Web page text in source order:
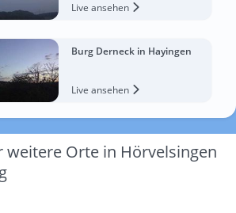
Live ansehen
Burg Derneck in Hayingen
Live ansehen
weitere Orte in Hörvelsingen